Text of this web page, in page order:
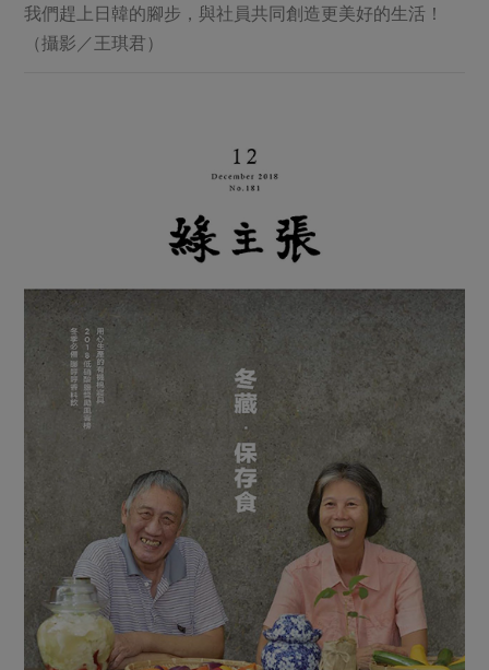
我們趕上日韓的腳步，與社員共同創造更美好的生活！
（攝影／王琪君）